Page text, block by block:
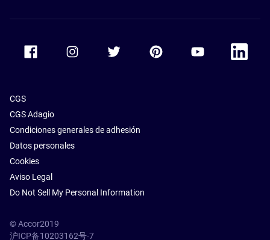
Accor Facebook Accor TwitterAccor PinterestAccor Youtube
Accor
CGS
CGS Adagio
Condiciones generales de adhesión
Datos personales
Cookies
Aviso Legal
Do Not Sell My Personal Information
© Accor2019
沪ICP备10203162号-7